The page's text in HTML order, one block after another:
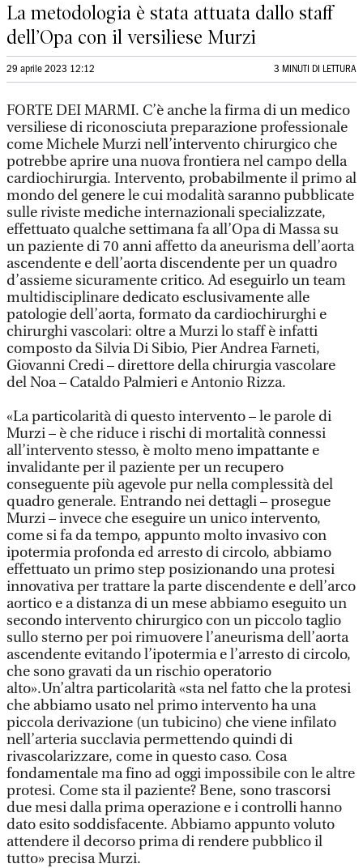
La metodologia è stata attuata dallo staff
dell’Opa con il versiliese Murzi
29 aprile 2023 12:12 3 MINUTI DI LETTURA
FORTE DEI MARMI. C’è anche la firma di un medico
versiliese di riconosciuta preparazione professionale
come Michele Murzi nell’intervento chirurgico che
potrebbe aprire una nuova frontiera nel campo della
cardiochirurgia. Intervento, probabilmente il primo al
mondo del genere le cui modalità saranno pubblicate
sulle riviste mediche internazionali specializzate,
effettuato qualche settimana fa all’Opa di Massa su
un paziente di 70 anni affetto da aneurisma dell’aorta
ascendente e dell’aorta discendente per un quadro
d’assieme sicuramente critico. Ad eseguirlo un team
multidisciplinare dedicato esclusivamente alle
patologie dell’aorta, formato da cardiochirurghi e
chirurghi vascolari: oltre a Murzi lo staff è infatti
composto da Silvia Di Sibio, Pier Andrea Farneti,
Giovanni Credi – direttore della chirurgia vascolare
del Noa – Cataldo Palmieri e Antonio Rizza.
«La particolarità di questo intervento – le parole di
Murzi – è che riduce i rischi di mortalità connessi
all’intervento stesso, è molto meno impattante e
invalidante per il paziente per un recupero
conseguente più agevole pur nella complessità del
quadro generale. Entrando nei dettagli – prosegue
Murzi – invece che eseguire un unico intervento,
come si fa da tempo, appunto molto invasivo con
ipotermia profonda ed arresto di circolo, abbiamo
effettuato un primo step posizionando una protesi
innovativa per trattare la parte discendente e dell’arco
aortico e a distanza di un mese abbiamo eseguito un
secondo intervento chirurgico con un piccolo taglio
sullo sterno per poi rimuovere l’aneurisma dell’aorta
ascendente evitando l’ipotermia e l’arresto di circolo,
che sono gravati da un rischio operatorio
alto».Un’altra particolarità «sta nel fatto che la protesi
che abbiamo usato nel primo intervento ha una
piccola derivazione (un tubicino) che viene infilato
nell’arteria succlavia permettendo quindi di
rivascolarizzare, come in questo caso. Cosa
fondamentale ma fino ad oggi impossibile con le altre
protesi. Come sta il paziente? Bene, sono trascorsi
due mesi dalla prima operazione e i controlli hanno
dato esito soddisfacente. Abbiamo appunto voluto
attendere il decorso prima di rendere pubblico il
tutto» precisa Murzi.